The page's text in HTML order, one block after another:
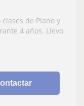
de Piano y
4 años. Llevo